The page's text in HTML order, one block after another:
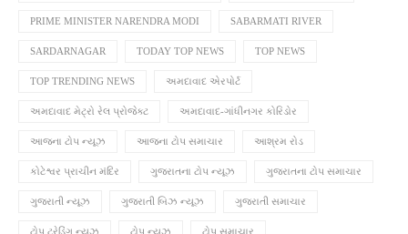
PRIME MINISTER NARENDRA MODI SABARMATI RIVER
SARDARNAGAR TODAY TOP NEWS TOP NEWS
TOP TRENDING NEWS અમદાવાદ એરપોર્ટ
અમદાવાદ મેટ્રો રેલ પ્રોજેક્ટ અમદાવાદ-ગાંધીનગર કોરિડોર
આજના ટોપ ન્યૂઝ આજના ટોપ સમાચાર આશ્રમ રોડ
કોટેશ્વર પ્રાચીન મંદિર ગુજરાતના ટોપ ન્યૂઝ ગુજરાતના ટોપ સમાચાર
ગુજરાતી ન્યૂઝ ગુજરાતી બિઝ ન્યૂઝ ગુજરાતી સમાચાર
ટોપ ટ્રેડિંગ ન્યૂઝ ટોપ ન્યૂઝ ટોપ સમાચાર